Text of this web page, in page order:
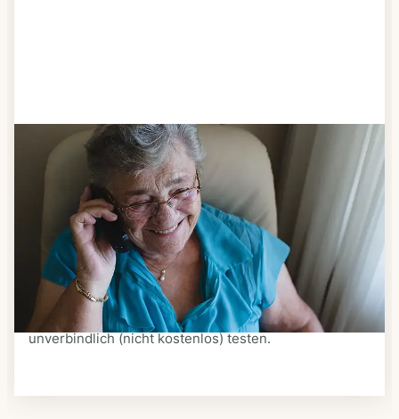
Schritt 3
Bestellen & liefern lassen
Suchen Sie sich aus dem Speiseplan Ihres Anbieters
aus, was Ihnen schmeckt. Bestellen Sie telefonisch,
schriftlich oder im Online-Shop Ihres Anbieters.
Ein Kurier liefert Ihnen das bestellte Essen zum
vereinbarten Zeitpunkt nach Hause. Bei vielen
Anbietern können Sie Essen auf Rädern auch
unverbindlich (nicht kostenlos) testen.